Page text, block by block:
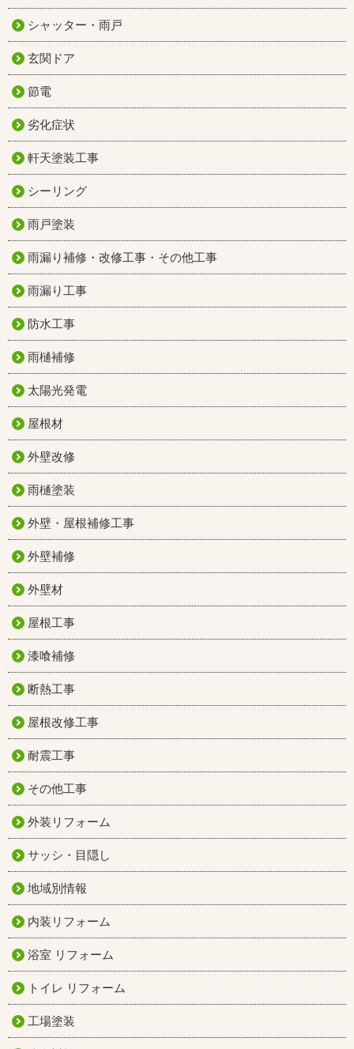
シャッター・雨戸
玄関ドア
節電
劣化症状
軒天塗装工事
シーリング
雨戸塗装
雨漏り補修・改修工事・その他工事
雨漏り工事
防水工事
雨樋補修
太陽光発電
屋根材
外壁改修
雨樋塗装
外壁・屋根補修工事
外壁補修
外壁材
屋根工事
漆喰補修
断熱工事
屋根改修工事
耐震工事
その他工事
外装リフォーム
サッシ・目隠し
地域別情報
内装リフォーム
浴室 リフォーム
トイレ リフォーム
工場塗装